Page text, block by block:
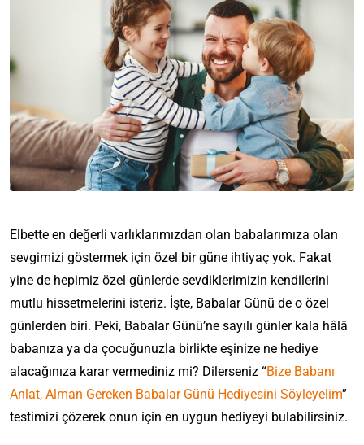
Elbette en değerli varlıklarımızdan olan babalarımıza olan
sevgimizi göstermek için özel bir güne ihtiyaç yok. Fakat
yine de hepimiz özel günlerde sevdiklerimizin kendilerini
mutlu hissetmelerini isteriz. İşte, Babalar Günü de o özel
günlerden biri. Peki, Babalar Günü’ne sayılı günler kala hâlâ
babanıza ya da çocuğunuzla birlikte eşinize ne hediye
alacağınıza karar vermediniz mi? Dilerseniz “Bize Babanı
Anlat, Alman Gereken Babalar Günü Hediyesini Söyleyelim”
testimizi çözerek onun için en uygun hediyeyi bulabilirsiniz.